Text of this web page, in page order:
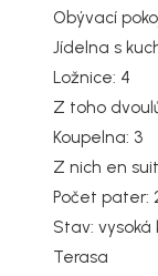
Obývací
Jídelna s
Ložnice: 4
Z toho
Koupelna: 3
Z nich en
Počet pater:
Stav: vysoká
Terasa